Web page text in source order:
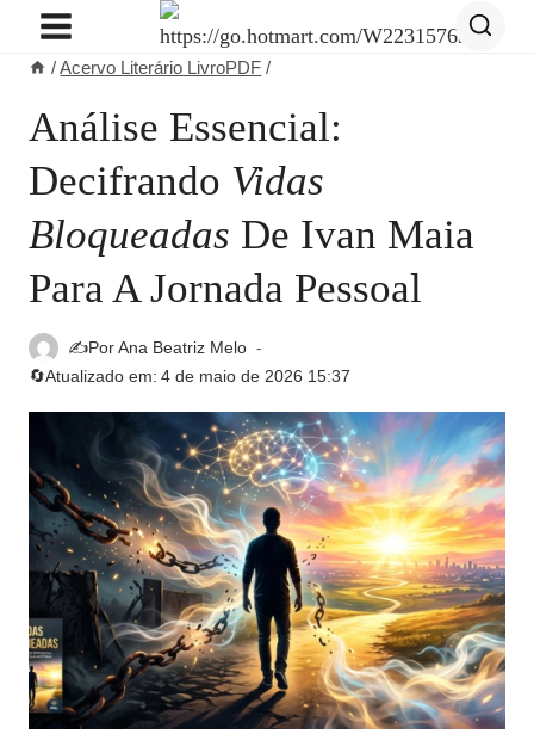
Pular
Conteúdo
/Acervo Literário LivroPDF /
Análise Essencial:
Decifrando Vidas
Bloqueadas De Ivan Maia
Para A Jornada Pessoal
✍️PorAna Beatriz Melo
🔄Atualizado em: 4 de maio de 2026 15:37